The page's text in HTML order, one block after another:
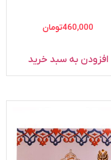
460,000تومان
افزودن به سبد خرید